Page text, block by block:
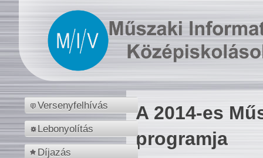
Versenyfelhívás
Lebonyolítás
Díjazás
A 2014-es
programja